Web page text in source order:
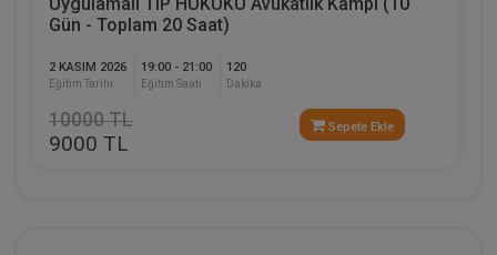
Gün - Toplam 20 Saat)
2 KASIM 2026
Eğitim Tarihi
19:00 - 21:00
Eğitim Saati
120
Dakika
10000 TL
9000 TL
Sepete Ekle